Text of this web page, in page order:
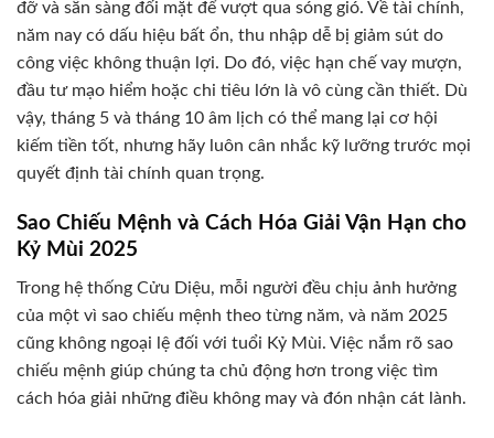
đỡ và sẵn sàng đối mặt để vượt qua sóng gió. Về tài chính,
năm nay có dấu hiệu bất ổn, thu nhập dễ bị giảm sút do
công việc không thuận lợi. Do đó, việc hạn chế vay mượn,
đầu tư mạo hiểm hoặc chi tiêu lớn là vô cùng cần thiết. Dù
vậy, tháng 5 và tháng 10 âm lịch có thể mang lại cơ hội
kiếm tiền tốt, nhưng hãy luôn cân nhắc kỹ lưỡng trước mọi
quyết định tài chính quan trọng.
Sao Chiếu Mệnh và Cách Hóa Giải Vận Hạn cho
Kỷ Mùi 2025
Trong hệ thống Cửu Diệu, mỗi người đều chịu ảnh hưởng
của một vì sao chiếu mệnh theo từng năm, và năm 2025
cũng không ngoại lệ đối với tuổi Kỷ Mùi. Việc nắm rõ sao
chiếu mệnh giúp chúng ta chủ động hơn trong việc tìm
cách hóa giải những điều không may và đón nhận cát lành.